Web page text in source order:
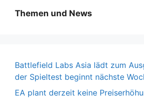
Themen und News
Battlefield Labs Asia lädt zum
der Spieltest beginnt nächste
EA plant derzeit keine